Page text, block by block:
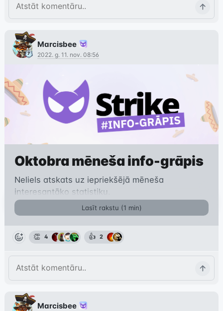
Marcisbee
2022. g. 11. nov. 08:56
Oktobra mēneša info-grāpis
Neliels atskats uz iepriekšējā mēneša
interesantāko statistiku.
Lasīt rakstu (1 min)
👏 4 👍 2
Marcisbee